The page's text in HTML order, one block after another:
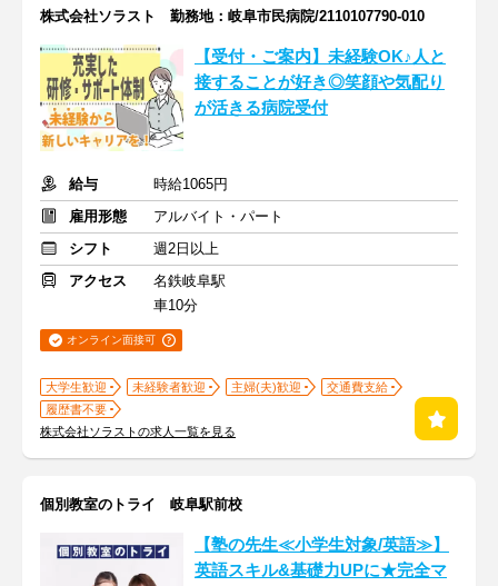
株式会社ソラスト 勤務地：岐阜市民病院/2110107790-010
【受付・ご案内】未経験OK♪人と
接することが好き◎笑顔や気配り
が活きる病院受付
給与
時給1065円
雇用形態
アルバイト・パート
シフト
週2日以上
アクセス
名鉄岐阜駅
車10分
オンライン面接可
大学生歓迎 未経験者歓迎 主婦(夫)歓迎
交通費支給
履歴書不要
株式会社ソラストの求人一覧を見る
個別教室のトライ 岐阜駅前校
【塾の先生≪小学生対象/英語≫】
英語スキル&基礎力UPに★完全マ